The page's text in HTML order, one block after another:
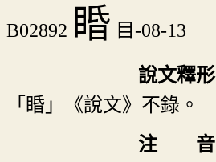
B02892 睧 目-08-13
說文釋形
「睧」《說文》不錄。
注 音